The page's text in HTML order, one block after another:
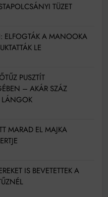
TÜZET
ELFOGTÁK A MANOOKA
LE
PUSZTÍT
– AKÁR SZÁZ
LÁNGOK
MARAD EL MAJKA
IS BEVETETTEK A